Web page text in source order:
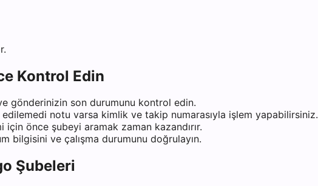
Kontrol Edin
ve gönderinizin son durumunu kontrol edin.
notu varsa kimlik ve takip numarasıyla işlem yapabilirsiniz.
önce şubeyi aramak zaman kazandırır.
bilgisini ve çalışma durumunu doğrulayın.
Şubeleri